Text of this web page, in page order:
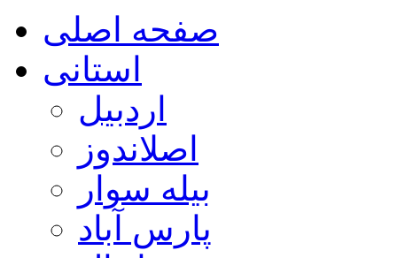
صفحه اصلی
استانی
اردبیل
اصلاندوز
بیله سوار
پارس آباد